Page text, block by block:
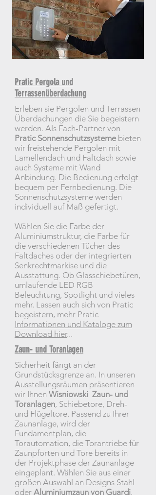
Pratic Pergola und
Terrassenüberdachung
Erleben sie Pergolen und Terrassen
Überdachungen die Sie begeistern
werden. Als Fach-Partner von
Pratic Sonnenschutzsysteme bieten
wir freistehende Pergolen mit
Lamellendach und Faltdach sowie
auch Systeme mit Wand
Anbindung. Die Bedienung erfolgt
bequem per Fernbedienung. Die
Sonnenschutzsysteme werden
individuell auf Maß gefertigt.
Wählen Sie die Farbe der
Aluminiumstruktur, die Farbe für
die verschiedenen Tücher des
Faltdaches oder der integrierten
Senkrechtmarkise und die
Ausstattung. Ob Glasschiebetüren,
umlaufende LED RGB
Beleuchtung, Spotlight und vieles
mehr. Lassen auch sich von Pratic
begeistern, mehr Pratic
Informationen und Kataloge zum
Download hier...
Zaun- und Toranlagen
Sicherheit fängt an der
Grundstücksgrenze an. In unseren
Ausstellungsräumen präsentieren
wir Ihnen Wisniowski Zaun- und
Toranlagen, Schiebetore, Dreh-
und Flügeltore. Passend zu Ihrer
Zaunanlage, wird der
Fundamentplan, die
Torautomation, die Torantriebe für
Zaunpforten und Tore bereits in
der Projektphase der Zaunanlage
eingeplant. Wählen Sie aus einer
großen Auswahl an Designs Stahl
oder Aluminiumzaun von Guardi,